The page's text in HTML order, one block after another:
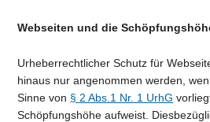
Webseiten und die
Urheberrechtlicher Schutz für
hinaus nur angenommen werden,
Sinne von § 2 Abs.1 Nr. 1 UrhG
Schöpfungshöhe aufweist.